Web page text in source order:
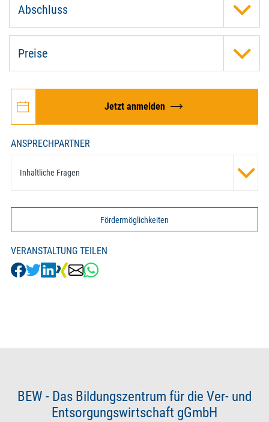
Abschluss
Preise
Jetzt anmelden
ANSPRECHPARTNER
Inhaltliche Fragen
Fördermöglichkeiten
VERANSTALTUNG TEILEN
BEW - Das Bildungszentrum für die Ver- und
Entsorgungswirtschaft gGmbH